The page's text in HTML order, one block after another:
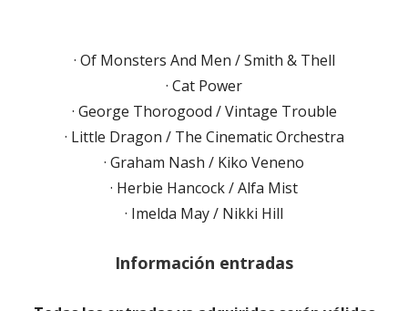
· Of Monsters And Men / Smith & Thell
· Cat Power
· George Thorogood / Vintage Trouble
· Little Dragon / The Cinematic Orchestra
· Graham Nash / Kiko Veneno
· Herbie Hancock / Alfa Mist
· Imelda May / Nikki Hill
Información entradas